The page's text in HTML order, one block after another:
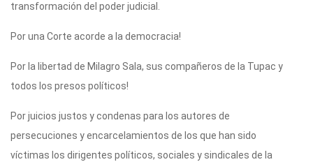
transformación del poder judicial.
Por una Corte acorde a la democracia!
Por la libertad de Milagro Sala, sus compañeros de la Tupac y
todos los presos políticos!
Por juicios justos y condenas para los autores de
persecuciones y encarcelamientos de los que han sido
víctimas los dirigentes políticos, sociales y sindicales de la